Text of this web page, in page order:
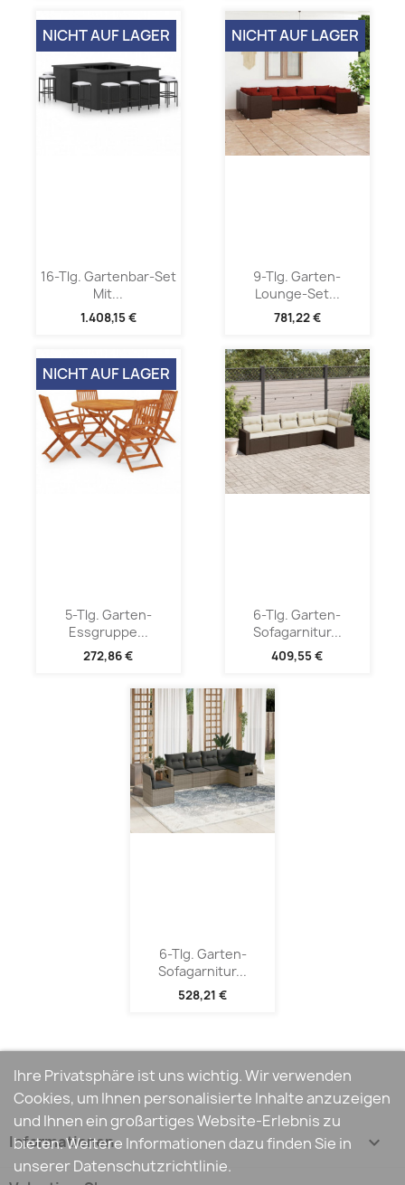
16-Tlg. Gartenbar-Set
Mit...
1.408,15 €
NICHT AUF LAGER
9-Tlg. Garten-
Lounge-Set...
781,22 €
NICHT AUF LAGER
5-Tlg. Garten-
Essgruppe...
272,86 €
NICHT AUF LAGER
6-Tlg. Garten-
Sofagarnitur...
409,55 €
6-Tlg. Garten-
Sofagarnitur...
528,21 €
Informationen 
Ihre Privatsphäre ist uns wichtig. Wir verwenden
Cookies, um Ihnen personalisierte Inhalte anzuzeigen
und Ihnen ein großartiges Website-Erlebnis zu
bieten. Weitere Informationen dazu finden Sie in
unserer Datenschutzrichtlinie.